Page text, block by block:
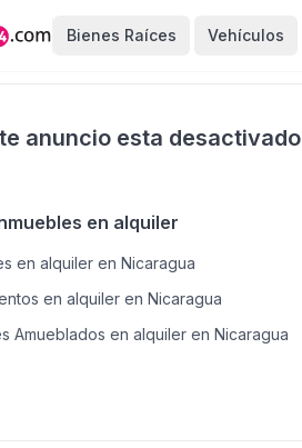
Bienes Raíces Vehículos
anuncio esta desactivado
en alquiler
en alquiler en Nicaragua
en alquiler en Nicaragua
Amueblados en alquiler en Nicaragua